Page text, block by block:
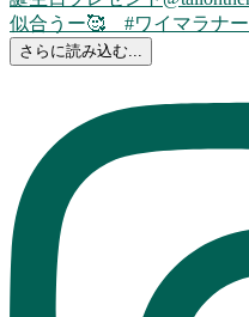
さらに読み込む...